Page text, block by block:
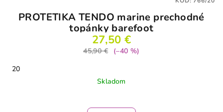
PROTETIKA TENDO marine prechodné
topánky barefoot
27,50 €
45,90 €
(–40 %)
20
Skladom